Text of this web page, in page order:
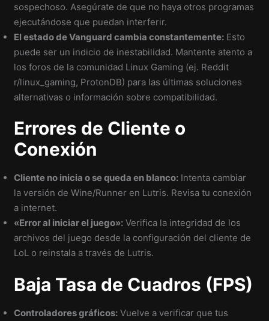
sospechoso. Asegúrate de que no haya otros programas
ejecutándose que puedan interferir.
El estado de Vanguard cambia constantemente: Esto
puede ser un indicio de inestabilidad. Mantente atento a
los foros de la comunidad Linux Gaming (ej. Reddit
r/linux_gaming, ProtonDB) para las últimas soluciones
alternativas o información sobre compatibilidad.
Errores de Cliente o
Conexión
Cliente no inicia o se queda en blanco: Intenta cambiar
la versión de Wine/Runner en Lutris. Revisa tu conexión
a internet.
«Error al iniciar el juego»: Verifica la integridad de los
archivos del juego desde la configuración del cliente de
LoL o reinstala a través de Lutris.
Baja Tasa de Cuadros (FPS)
Controladores gráficos: Vuelve a verificar que tus